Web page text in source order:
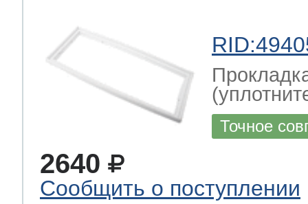
Точное
2640
Сообщить о поступлении